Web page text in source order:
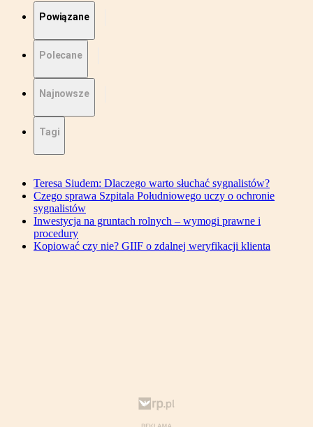
Powiązane
Polecane
Najnowsze
Tagi
Teresa Siudem: Dlaczego warto słuchać sygnalistów?
Czego sprawa Szpitala Południowego uczy o ochronie
sygnalistów
Inwestycja na gruntach rolnych – wymogi prawne i
procedury
Kopiować czy nie? GIIF o zdalnej weryfikacji klienta